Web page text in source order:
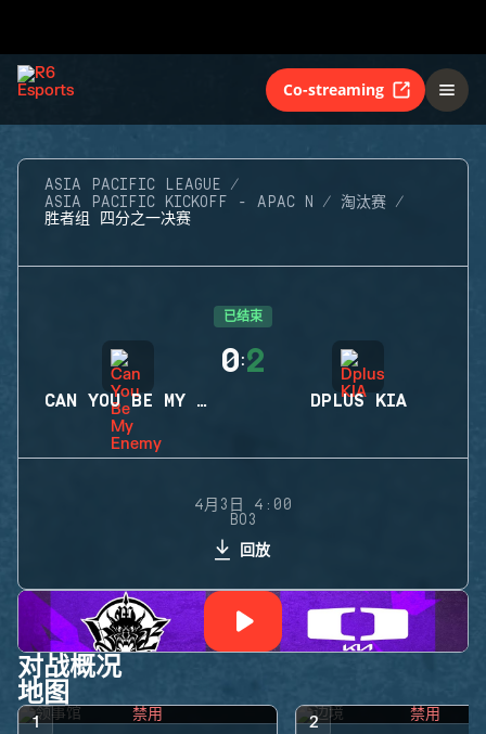
Co-streaming
ASIA PACIFIC LEAGUE
ASIA PACIFIC KICKOFF - APAC N
淘汰赛
胜者组 四分之一决赛
已结束
CAN YOU BE MY ENEMY
0:2
DPLUS KIA
4月3日 4:00
BO3
回放
对战概况
地图
1 禁用 2 禁用